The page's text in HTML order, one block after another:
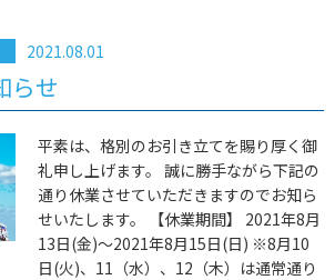
らせ
2021.08.01
平素は、格別のお引き立てを賜り厚く御
礼申し上げます。 誠に勝手ながら下記の
通り休業させていただきますのでお知ら
せいたします。 【休業期間】 2021年8月
13日(金)～2021年8月15日(日) ※8月10
日(火)、11（水）、12（木）は通常通り